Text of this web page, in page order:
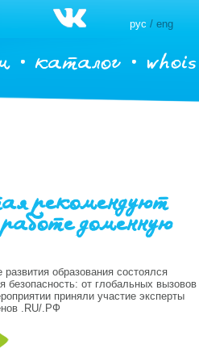
рус / eng
каталог whois
рекомендуют
доменную
образования состоялся
безопасность: от глобальных вызовов
приняли участие эксперты
.RU/.РФ